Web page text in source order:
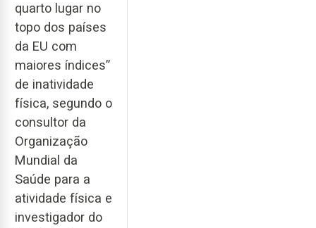
quarto lugar no
topo dos países
da EU com
maiores índices”
de inatividade
física, segundo o
consultor da
Organização
Mundial da
Saúde para a
atividade física e
investigador do